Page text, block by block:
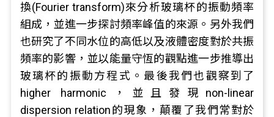
換(Fourier transform)來分析玻璃杯的振動頻率
組成，並進一步探討頻率峰值的來源。另外我們
也研究了不同水位的高低以及液體密度對於共振
頻率的影響，並以能量守恆的觀點進一步推導出
玻璃杯的振動方程式。最後我們也觀察到了
higher harmonic，並且發現non-linear
dispersion relation的現象，顛覆了我們常對於